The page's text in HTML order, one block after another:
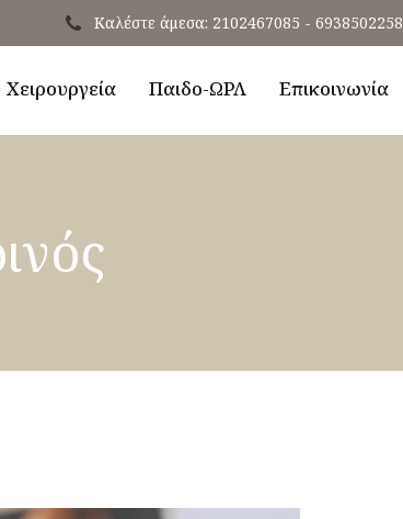
Καλέστε άμεσα: 2102467085 - 6938502258
Χειρουργεία Παιδο-ΩΡΛ Επικοινωνία